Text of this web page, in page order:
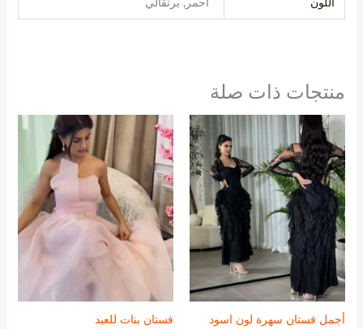
منتجات ذات صلة
أجمل فستان سهرة لون اسود فستان بنات للعيد